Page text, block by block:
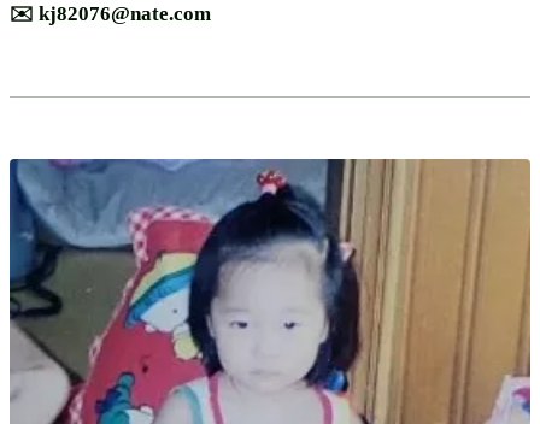
✉️ kj82076@nate.com